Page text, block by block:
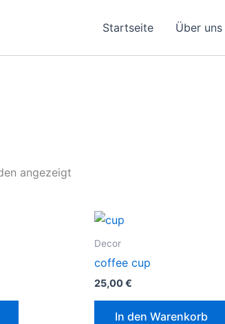
Startseite Über uns
angezeigt
Decor
coffee cup
25,00€
In den Warenkorb